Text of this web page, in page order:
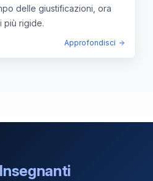
delle giustificazioni, ora
più rigide.
Approfondisci